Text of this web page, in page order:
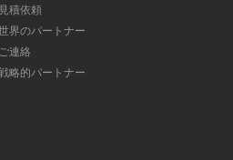
見積依頼
界のパートナー
ご連絡
略的パートナー